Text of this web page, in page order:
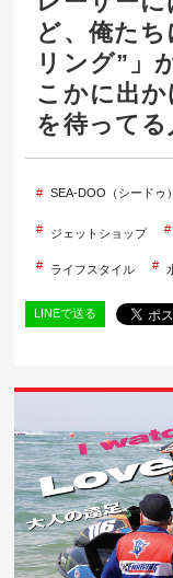
ど、俺た
リング”」
こかに出
を待ってる
SEA-DOO（シードゥ）
ジェットショップ
ライフスタイル
LINEで送る